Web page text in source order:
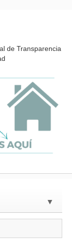
de Transparencia
▼